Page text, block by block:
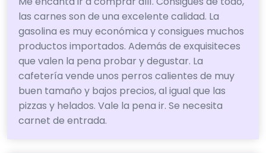
las carnes son de una excelente calidad. La
gasolina es muy económica y consigues muchos
productos importados. Además de exquisiteces
que valen la pena probar y degustar. La
cafetería vende unos perros calientes de muy
buen tamaño y bajos precios, al igual que las
pizzas y helados. Vale la pena ir. Se necesita
carnet de entrada.